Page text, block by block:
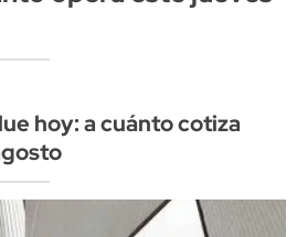
hoy: a cuánto cotiza